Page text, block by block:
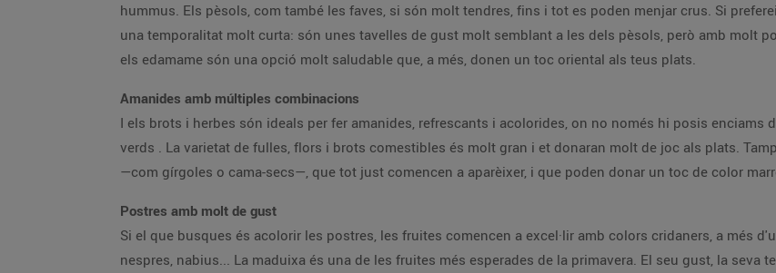
hummus. Els pèsols, com també les faves, si són molt tendres, fins i tot es poden menjar crus. Si
una temporalitat molt curta: són unes tavelles de gust molt semblant a les dels pèsols, però amb molt
els edamame són una opció molt saludable que, a més, donen un toc oriental als teus plats.
Amanides amb múltiples combinacions
I els brots i herbes són ideals per fer amanides, refrescants i acolorides, on no només hi posis enciams
verds . La varietat de fulles, flors i brots comestibles és molt gran i et donaran molt de joc als plats.
—com gírgoles o cama-secs—, que tot just comencen a aparèixer, i que poden donar un toc de color
Postres amb molt de gust
Si el que busques és acolorir les postres, les fruites comencen a excel·lir amb colors cridaners, a més
nespres, nabius... La maduixa és una de les fruites més esperades de la primavera. El seu gust, la seva